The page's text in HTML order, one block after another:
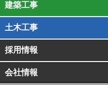
建築工事
土木工事
採用情報
会社情報